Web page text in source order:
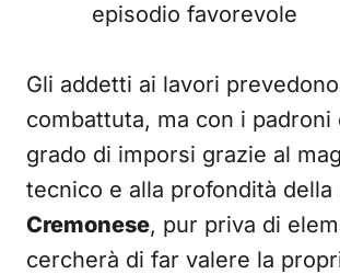
episodio favorevole
Gli addetti ai lavori
combattuta, ma con i padroni
grado di imporsi grazie al
tecnico e alla profondità della
Cremonese, pur priva di
cercherà di far valere la